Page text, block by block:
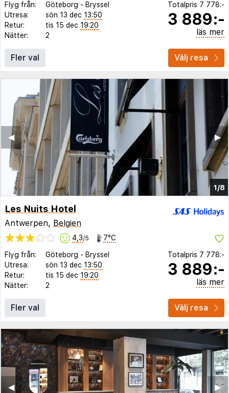
Flyg från: Göteborg - Bryssel
Utresa:
sön 13 dec 13:50
Retur:
tis 15 dec 19:20
Nätter:
2
Totalpris 7 778:-
3 889:-
läs mer
Fler val Välj resa
1/8
▶︎
◀︎
Les Nuits Hotel
Antwerpen, Belgien
4,3/5 7°C
Flyg från: Göteborg - Bryssel
Utresa:
sön 13 dec 13:50
Retur:
tis 15 dec 19:20
Nätter:
2
Totalpris 7 778:-
3 889:-
läs mer
Fler val Välj resa
▶︎
◀︎